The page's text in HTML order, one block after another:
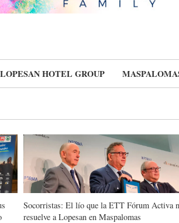
LOPESAN HOTEL GROUP
Socorristas: El lío que la ETT Fórum Activa
resuelve a Lopesan en Maspalomas